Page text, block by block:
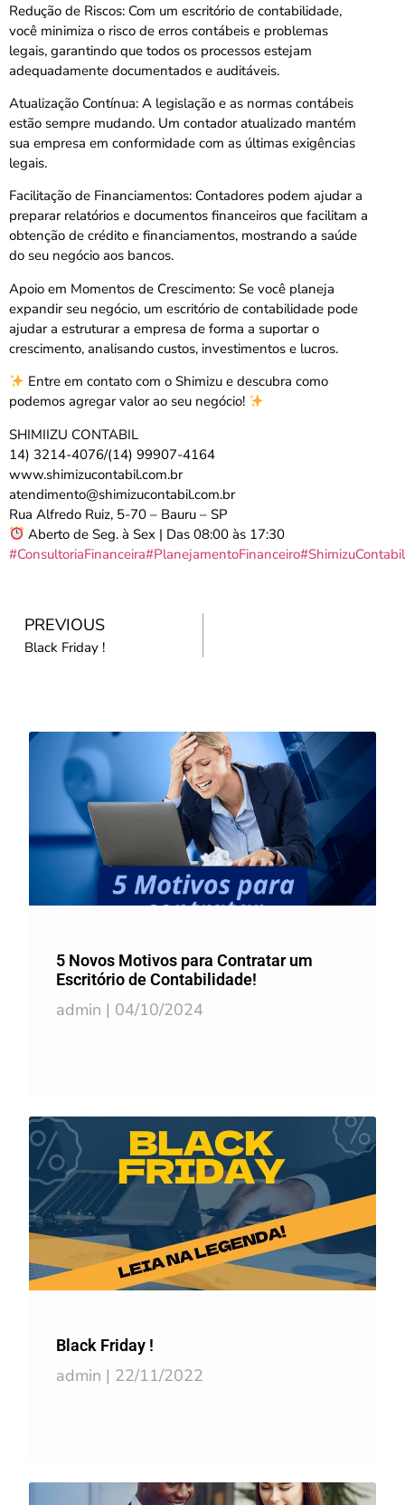
Redução de Riscos: Com um escritório de contabilidade,
você minimiza o risco de erros contábeis e problemas
legais, garantindo que todos os processos estejam
adequadamente documentados e auditáveis.
Atualização Contínua: A legislação e as normas contábeis
estão sempre mudando. Um contador atualizado mantém
sua empresa em conformidade com as últimas exigências
legais.
Facilitação de Financiamentos: Contadores podem ajudar a
preparar relatórios e documentos financeiros que facilitam a
obtenção de crédito e financiamentos, mostrando a saúde
do seu negócio aos bancos.
Apoio em Momentos de Crescimento: Se você planeja
expandir seu negócio, um escritório de contabilidade pode
ajudar a estruturar a empresa de forma a suportar o
crescimento, analisando custos, investimentos e lucros.
Entre em contato com o Shimizu e descubra como
podemos agregar valor ao seu negócio!
SHIMIIZU CONTABIL
14) 3214-4076/(14) 99907-4164
www.shimizucontabil.com.br
atendimento@shimizucontabil.com.br
Rua Alfredo Ruiz, 5-70 – Bauru – SP
Aberto de Seg. à Sex | Das 08:00 às 17:30
#ConsultoriaFinanceira#PlanejamentoFinanceiro
PREVIOUS
Black Friday !
5 Novos Motivos para Contratar um
Escritório de Contabilidade!
admin 04/10/2024
Black Friday !
admin 22/11/2022